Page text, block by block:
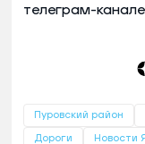
телеграм-канале
Пуровский район
Дороги Новости